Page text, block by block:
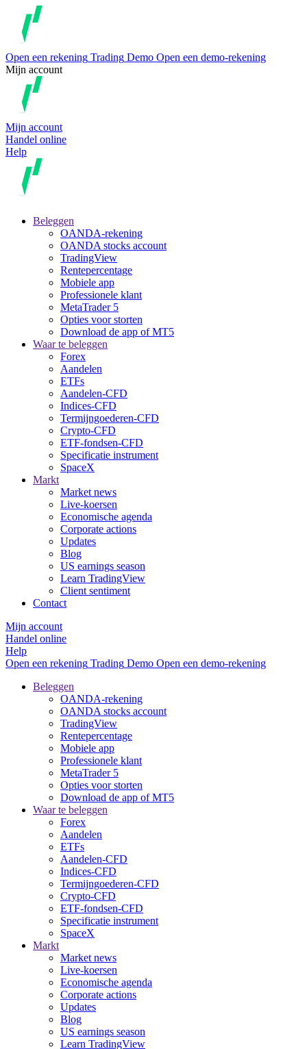
Open een rekening Trading Demo Open een demo-rekening
Mijn account
Mijn account
Handel online
Help
Beleggen
OANDA-rekening
OANDA stocks account
TradingView
Rentepercentage
Mobiele app
Professionele klant
MetaTrader 5
Opties voor storten
Download de app of MT5
Waar te beleggen
Forex
Aandelen
ETFs
Aandelen-CFD
Indices-CFD
Termijngoederen-CFD
Crypto-CFD
ETF-fondsen-CFD
Specificatie instrument
SpaceX
Markt
Market news
Live-koersen
Economische agenda
Corporate actions
Updates
Blog
US earnings season
Learn TradingView
Client sentiment
Contact
Mijn account
Handel online
Help
Open een rekening Trading Demo Open een demo-rekening
Beleggen
OANDA-rekening
OANDA stocks account
TradingView
Rentepercentage
Mobiele app
Professionele klant
MetaTrader 5
Opties voor storten
Download de app of MT5
Waar te beleggen
Forex
Aandelen
ETFs
Aandelen-CFD
Indices-CFD
Termijngoederen-CFD
Crypto-CFD
ETF-fondsen-CFD
Specificatie instrument
SpaceX
Markt
Market news
Live-koersen
Economische agenda
Corporate actions
Updates
Blog
US earnings season
Learn TradingView